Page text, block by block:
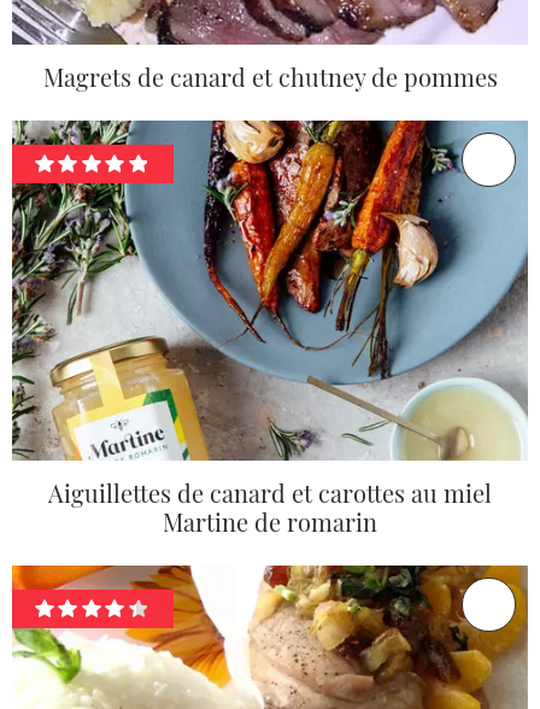
Magrets de canard et chutney de pommes
Aiguillettes de canard et carottes au miel
Martine de romarin